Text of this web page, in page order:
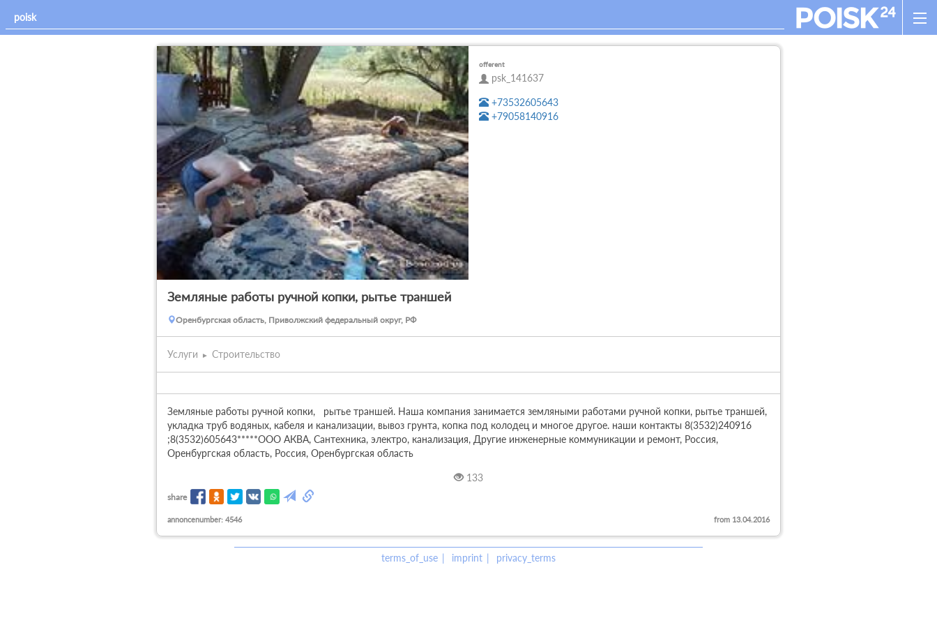
offerent
psk_141637
+73532605643
+79058140916
Земляные работы ручной копки, рытье траншей
Оренбургская область, Приволжский федеральный округ, РФ
Услуги Строительство
Земляные работы ручной копки,   рытье траншей. Наша компания занимается земляными работами ручной копки, рытье траншей,
укладка труб водяных, кабеля и канализации, вывоз грунта, копка под колодец и многое другое. наши контакты 8(3532)240916
;8(3532)605643*****ООО АКВА, Сантехника, электро, канализация, Другие инженерные коммуникации и ремонт, Россия,
Оренбургская область, Россия, Оренбургская область
133
share
annoncenumber: 4546 from 13.04.2016
terms_of_use imprint privacy_terms